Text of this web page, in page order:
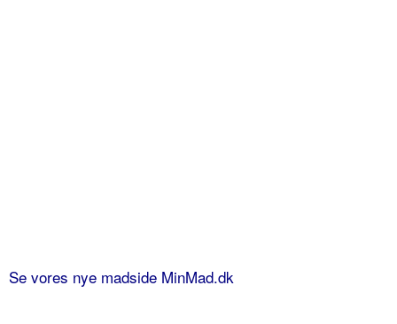
Se vores nye madside MinMad.dk